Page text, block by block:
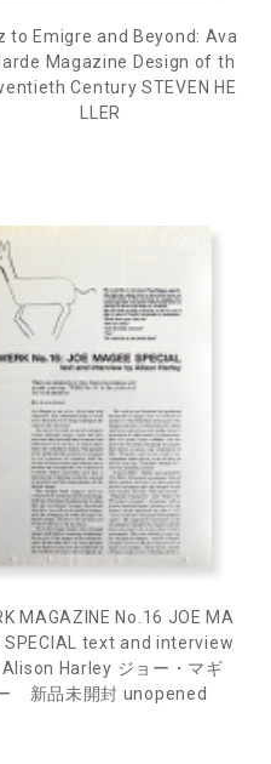
to Emigre and Beyond: Ava
Magazine Design of th
Century STEVEN HE
LLER
MAGAZINE No.16 JOE MA
SPECIAL text and interview
Alison Harley ジョー・マギ
新品未開封 unopened